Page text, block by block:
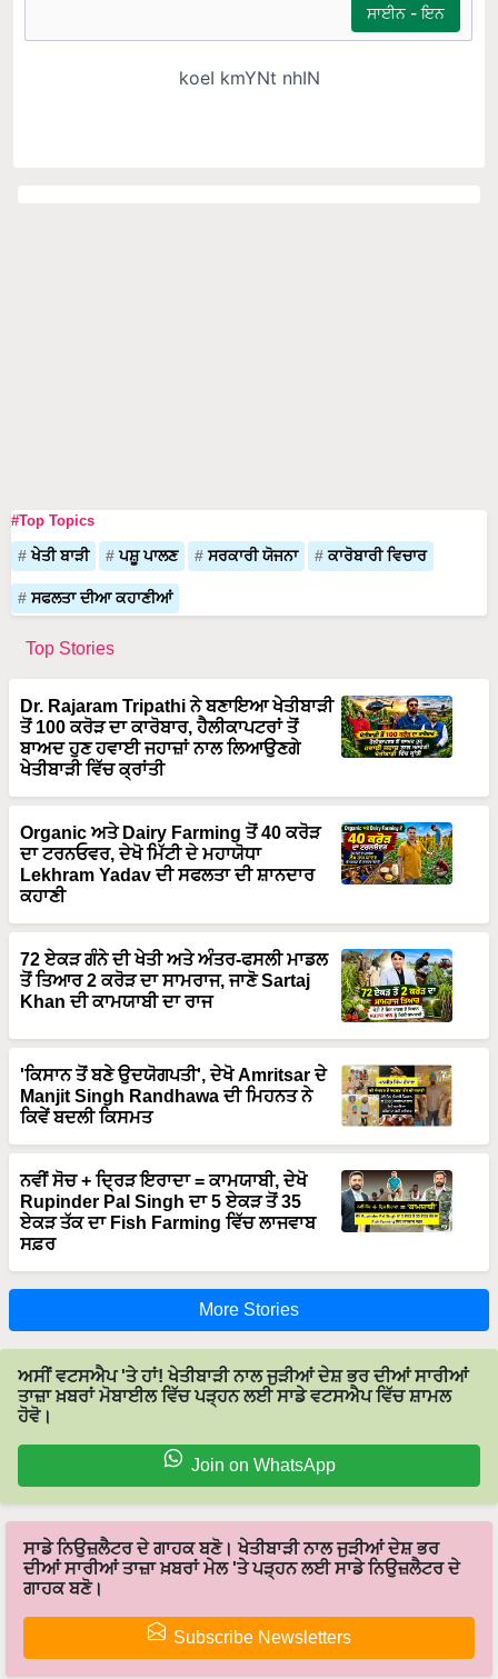
#Top Topics
ਖੇਤੀ ਬਾੜੀ ਪਸ਼ੂ ਪਾਲਣ ਸਰਕਾਰੀ ਯੋਜਨਾ ਕਾਰੋਬਾਰੀ ਵਿਚਾਰ
ਸਫਲਤਾ ਦੀਆ ਕਹਾਣੀਆਂ
Top Stories
Dr. Rajaram Tripathi ਨੇ ਬਣਾਇਆ ਖੇਤੀਬਾੜੀ
ਤੋਂ 100 ਕਰੋੜ ਦਾ ਕਾਰੋਬਾਰ, ਹੈਲੀਕਾਪਟਰਾਂ ਤੋਂ
ਬਾਅਦ ਹੁਣ ਹਵਾਈ ਜਹਾਜ਼ਾਂ ਨਾਲ ਲਿਆਉਣਗੇ
ਖੇਤੀਬਾੜੀ ਵਿੱਚ ਕ੍ਰਾਂਤੀ
Organic ਅਤੇ Dairy Farming ਤੋਂ 40 ਕਰੋੜ
ਦਾ ਟਰਨਓਵਰ, ਦੇਖੋ ਮਿੱਟੀ ਦੇ ਮਹਾਯੋਧਾ
Lekhram Yadav ਦੀ ਸਫਲਤਾ ਦੀ ਸ਼ਾਨਦਾਰ
ਕਹਾਣੀ
72 ਏਕੜ ਗੰਨੇ ਦੀ ਖੇਤੀ ਅਤੇ ਅੰਤਰ-ਫਸਲੀ ਮਾਡਲ
ਤੋਂ ਤਿਆਰ 2 ਕਰੋੜ ਦਾ ਸਾਮਰਾਜ, ਜਾਣੋ Sartaj
Khan ਦੀ ਕਾਮਯਾਬੀ ਦਾ ਰਾਜ
'ਕਿਸਾਨ ਤੋਂ ਬਣੇ ਉਦਯੋਗਪਤੀ', ਦੇਖੋ Amritsar ਦੇ
Manjit Singh Randhawa ਦੀ ਮਿਹਨਤ ਨੇ
ਕਿਵੇਂ ਬਦਲੀ ਕਿਸਮਤ
ਨਵੀਂ ਸੋਚ + ਦ੍ਰਿੜ ਇਰਾਦਾ = ਕਾਮਯਾਬੀ, ਦੇਖੋ
Rupinder Pal Singh ਦਾ 5 ਏਕੜ ਤੋਂ 35
ਏਕੜ ਤੱਕ ਦਾ Fish Farming ਵਿੱਚ ਲਾਜਵਾਬ
ਸਫ਼ਰ
More Stories
ਅਸੀਂ ਵਟਸਐਪ 'ਤੇ ਹਾਂ! ਖੇਤੀਬਾੜੀ ਨਾਲ ਜੁੜੀਆਂ ਦੇਸ਼ ਭਰ ਦੀਆਂ ਸਾਰੀਆਂ
ਤਾਜ਼ਾ ਖ਼ਬਰਾਂ ਮੋਬਾਈਲ ਵਿੱਚ ਪੜ੍ਹਨ ਲਈ ਸਾਡੇ ਵਟਸਐਪ ਵਿੱਚ ਸ਼ਾਮਲ
ਹੋਵੋ।
Join on WhatsApp
ਸਾਡੇ ਨਿਉਜ਼ਲੈਟਰ ਦੇ ਗਾਹਕ ਬਣੋ। ਖੇਤੀਬਾੜੀ ਨਾਲ ਜੁੜੀਆਂ ਦੇਸ਼ ਭਰ
ਦੀਆਂ ਸਾਰੀਆਂ ਤਾਜ਼ਾ ਖ਼ਬਰਾਂ ਮੇਲ 'ਤੇ ਪੜ੍ਹਨ ਲਈ ਸਾਡੇ ਨਿਉਜ਼ਲੈਟਰ ਦੇ
ਗਾਹਕ ਬਣੋ।
Subscribe Newsletters